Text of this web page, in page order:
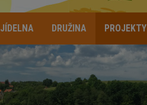
JÍDELNA DRUŽINA PROJEKTY